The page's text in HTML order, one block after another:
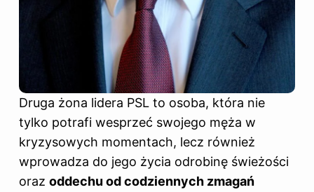
Druga żona lidera PSL to osoba, która nie
tylko potrafi wesprzeć swojego męża w
kryzysowych momentach, lecz również
wprowadza do jego życia odrobinę świeżości
oraz oddechu od codziennych zmagań